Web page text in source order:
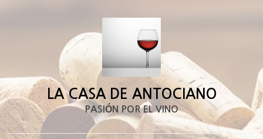
LA CASA DE ANTOCIANO
PASIÓN POR EL VINO